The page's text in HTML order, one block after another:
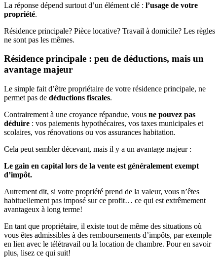
La réponse dépend surtout d’un élément clé : l’usage de votre
propriété.
Résidence principale? Pièce locative? Travail à domicile? Les règles
ne sont pas les mêmes.
Résidence principale : peu de déductions, mais un
avantage majeur
Le simple fait d’être propriétaire de votre résidence principale, ne
permet pas de déductions fiscales.
Contrairement à une croyance répandue, vous ne pouvez pas
déduire : vos paiements hypothécaires, vos taxes municipales et
scolaires, vos rénovations ou vos assurances habitation.
Cela peut sembler décevant, mais il y a un avantage majeur :
Le gain en capital lors de la vente est généralement exempt
d’impôt.
Autrement dit, si votre propriété prend de la valeur, vous n’êtes
habituellement pas imposé sur ce profit… ce qui est extrêmement
avantageux à long terme!
En tant que propriétaire, il existe tout de même des situations où
vous êtes admissibles à des remboursements d’impôts, par exemple
en lien avec le télétravail ou la location de chambre. Pour en savoir
plus, lisez ce qui suit!